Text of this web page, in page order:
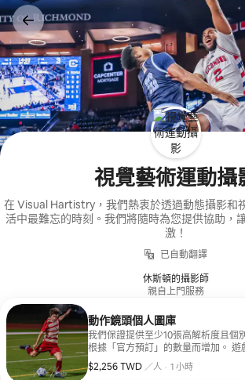
略
過
以
前
往
內
容
視覺藝術運動攝
在 Visual Hartistry，我們熱衷於透過動態攝影和
活中最難忘的時刻。我們將隨時為您提供協助，
激！
已自動翻譯
休斯頓的攝影師
親自上門服務
動作鏡頭個人圖庫
我們保證提供至少10張高解析度且個
根據「官方預訂」的數量而增加。
（24-48小時） ，我會將連結發送到
碼和「PIN碼」，以便您下載圖庫。
$2,256 TWD ／人
每人 $2,256 TWD
、 · 1 小時